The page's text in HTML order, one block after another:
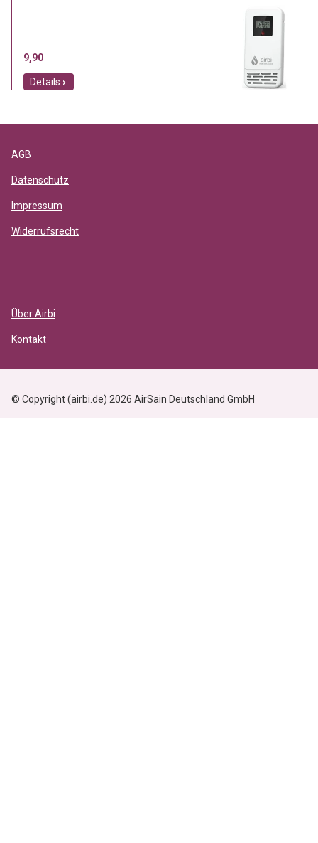
9,90
Details
AGB
Datenschutz
Impressum
Widerrufsrecht
Über Airbi
Kontakt
© Copyright (airbi.de) 2026 AirSain Deutschland GmbH